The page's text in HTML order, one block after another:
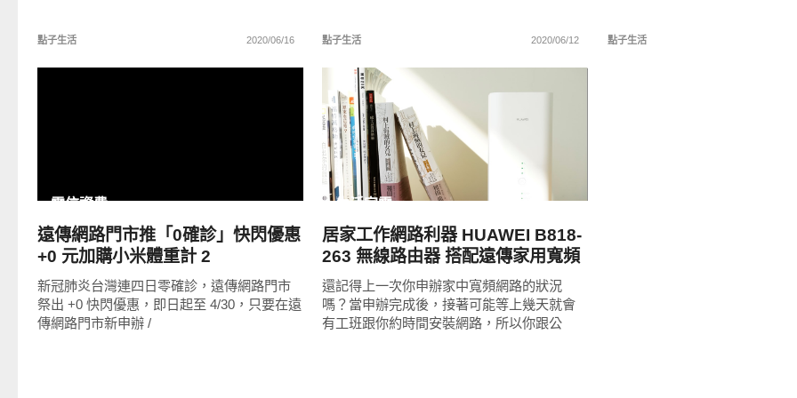
點子生活 2020/06/16 點子生活 2020/06/12 點子生活
電信資費
遠傳網路門市推「0確診」快閃優惠
+0 元加購小米體重計 2
新冠肺炎台灣連四日零確診，遠傳網路門市
祭出 +0 快閃優惠，即日起至 4/30，只要在遠
傳網路門市新申辦 /
READ
MORE
生活家電
居家工作網路利器 HUAWEI B818-
263 無線路由器 搭配遠傳家用寬頻
免安裝最便利
還記得上一次你申辦家中寬頻網路的狀況
嗎？當申辦完成後，接著可能等上幾天就會
有工班跟你約時間安裝網路，所以你跟公